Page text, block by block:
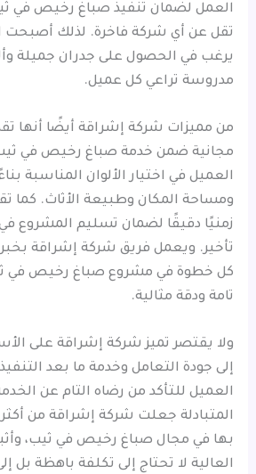
العمل لضمان تنفيذ صباغ رخيص في
تقل عن أي شركة فاخرة. لذلك أصبحت
يرغب في الحصول على جدران جميلة
مدروسة تراعي كل عميل.
من مميزات شركة إشراقة أيضًا أنها
مجانية ضمن خدمة صباغ رخيص في
العميل في اختيار الألوان المناسبة
ومساحة المكان وطبيعة الأثاث. كما
زمنيًا دقيقًا لضمان تسليم المشروع
تأخير. ويعمل فريق شركة إشراقة
كل خطوة في مشروع صباغ رخيص في
تامة ودقة مثالية.
ولا يقتصر تميز شركة إشراقة على
إلى جودة التعامل وخدمة ما بعد
العميل للتأكد من رضاه التام عن
المتبادلة جعلت شركة إشراقة من
بها في مجال صباغ رخيص في ثيب،
العالية لا تحتاج إلى تكلفة باهظة بل